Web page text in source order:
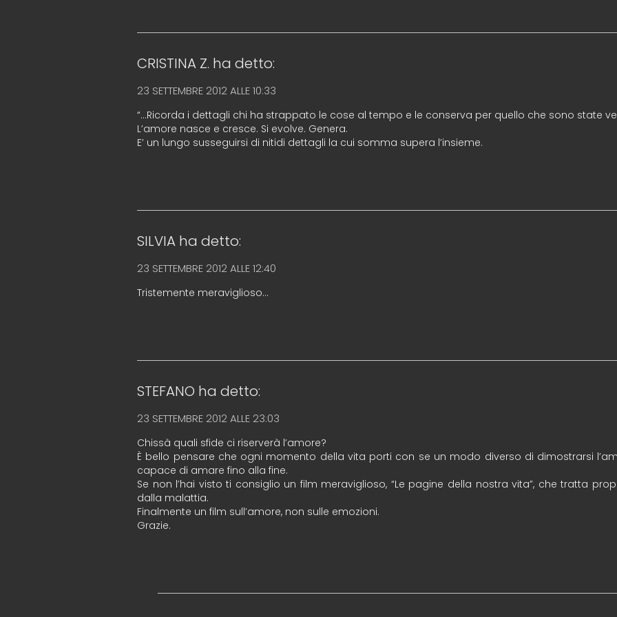
CRISTINA Z. ha detto:
23 SETTEMBRE 2012 ALLE 10:33
“…Ricorda i dettagli chi ha strappato le cose al tempo e le conserva per quello che sono state
L’amore nasce e cresce. Si evolve. Genera.
E’ un lungo susseguirsi di nitidi dettagli la cui somma supera l’insieme.
SILVIA ha detto:
23 SETTEMBRE 2012 ALLE 12:40
Tristemente meraviglioso…
STEFANO ha detto:
23 SETTEMBRE 2012 ALLE 23:03
Chissà quali sfide ci riserverà l’amore?
È bello pensare che ogni momento della vita porti con se un modo diverso di dimostrarsi
capace di amare fino alla fine.
Se non l’hai visto ti consiglio un film meraviglioso, “Le pagine della nostra vita”, che tratta
dalla malattia.
Finalmente un film sull’amore, non sulle emozioni.
Grazie.